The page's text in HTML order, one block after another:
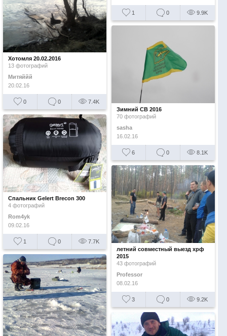
1 0 9.9K
Хотомля 20.02.2016
13 фотографий
Митяййй
20.02.16
0 0
7.4K
Зимний СВ 2016
70 фотографий
sasha
16.02.16
6 0 8.1K
Спальник Gelert Brecon 300
4 фотографий
Rom4yk
09.02.16
1 0
7.7K
летний совместный выезд хрф
2015
43 фотографий
Professor
08.02.16
3 0 9.2K